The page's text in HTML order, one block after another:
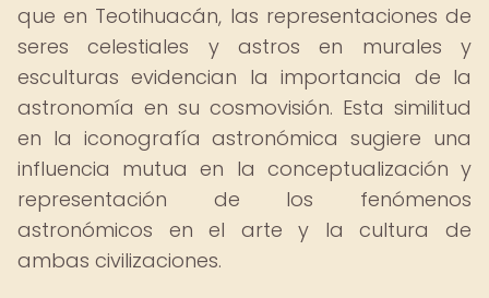
que en Teotihuacán, las representaciones de
seres celestiales y astros en murales y
esculturas evidencian la importancia de la
astronomía en su cosmovisión. Esta similitud
en la iconografía astronómica sugiere una
influencia mutua en la conceptualización y
representación de los fenómenos
astronómicos en el arte y la cultura de
ambas civilizaciones.